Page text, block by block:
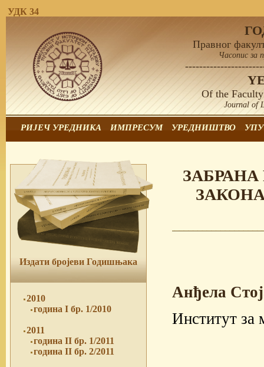
УДК 34
Правног
Часопис за
Of the
Journal of
РИЈЕЧ УРЕДНИКА ИМПРЕСУМ УРЕДНИШТВО
Издати бројеви Годишњака
2010
година I бр. 1/2010
2011
година II бр. 1/2011
година II бр. 2/2011
Анђела
Институт за